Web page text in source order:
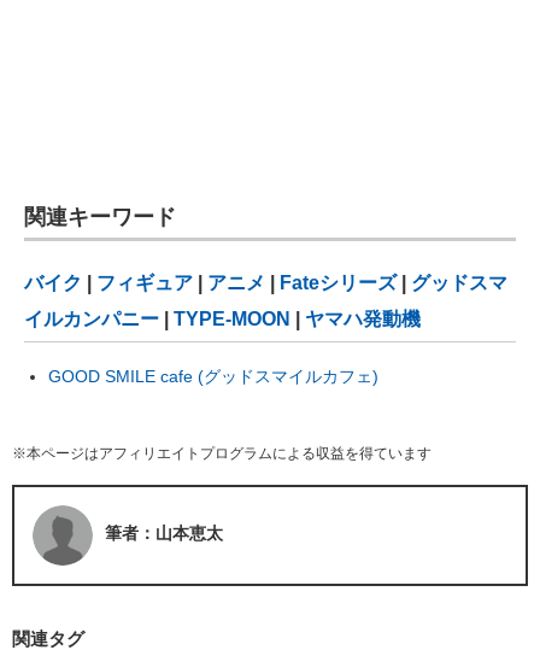
関連キーワード
バイク フィギュア アニメ Fateシリーズ| グッドスマ
イルカンパニー
TYPE-MOON ヤマハ発動機
GOOD SMILE cafe (グッドスマイルカフェ)
※本ページはアフィリエイトプログラムによる収益を得ています
筆者：山本恵太
関連タグ